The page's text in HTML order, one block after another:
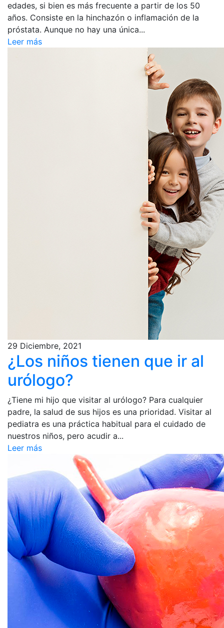
edades, si bien es más frecuente a partir de los 50
años. Consiste en la hinchazón o inflamación de la
próstata. Aunque no hay una única...
Leer más
29 Diciembre, 2021
¿Los niños tienen que ir al
urólogo?
¿Tiene mi hijo que visitar al urólogo? Para cualquier
padre, la salud de sus hijos es una prioridad. Visitar al
pediatra es una práctica habitual para el cuidado de
nuestros niños, pero acudir a...
Leer más